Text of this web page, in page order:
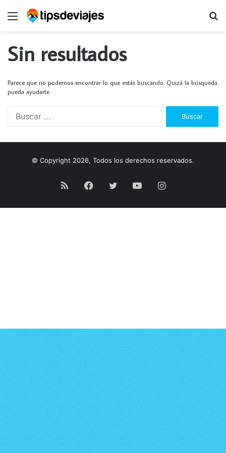
Menú
Sin resultados
Parece que no podemos encontrar lo que estás buscando. Quizá la búsqueda
pueda ayudarte.
© Copyright 2026, Todos los derechos reservados.
RSS Facebook
TwitterYouTubeInstagram